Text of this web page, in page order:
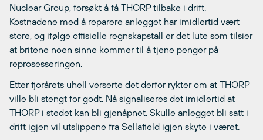
Nuclear Group, forsøkt å få THORP tilbake i drift.
Kostnadene med å reparere anlegget har imidlertid vært
store, og ifølge offisielle regnskapstall er det lute som tilsier
at britene noen sinne kommer til å tjene penger på
reprosesseringen.
Etter fjorårets uhell verserte det derfor rykter om at THORP
ville bli stengt for godt. Nå signaliseres det imidlertid at
THORP i stedet kan bli gjenåpnet. Skulle anlegget bli satt i
drift igjen vil utslippene fra Sellafield igjen skyte i været.